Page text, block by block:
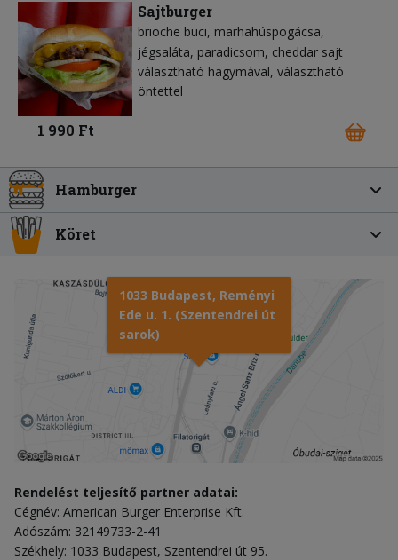
Sajtburger
brioche buci marhahúspogácsa
jégsaláta paradicsom cheddar sajt
választható hagymával, választható
öntettel
1 990 Ft
Hamburger
Köret
1033 Budapest, Reményi
Ede u. 1. (Szentendrei út
sarok)
Rendelést teljesítő partner adatai:
Cégnév: American Burger Enterprise Kft.
Adószám: 32149733-2-41
Székhely: 1033 Budapest, Szentendrei út 95.